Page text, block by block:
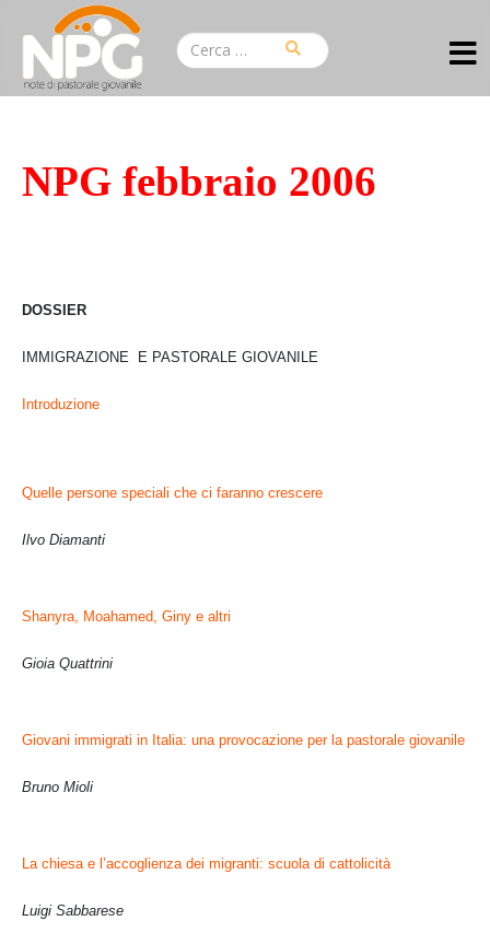
NPG febbraio 2006
DOSSIER
IMMIGRAZIONE E PASTORALE GIOVANILE
Introduzione
Quelle persone speciali che ci faranno crescere
Ilvo Diamanti
Shanyra, Moahamed, Giny e altri
Gioia Quattrini
Giovani immigrati in Italia: una provocazione per la pastorale giovanile
Bruno Mioli
La chiesa e l’accoglienza dei migranti: scuola di cattolicità
Luigi Sabbarese